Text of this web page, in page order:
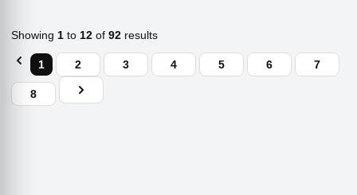
Showing 1 to 12 of 92 results
1 2 3 4 5 6 7
8